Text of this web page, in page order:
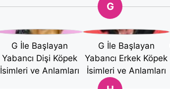
G
G İle Başlayan
Yabancı Dişi Köpek
İsimleri ve Anlamları
G İle Başlayan
Yabancı Erkek Köpek
İsimleri ve Anlamları